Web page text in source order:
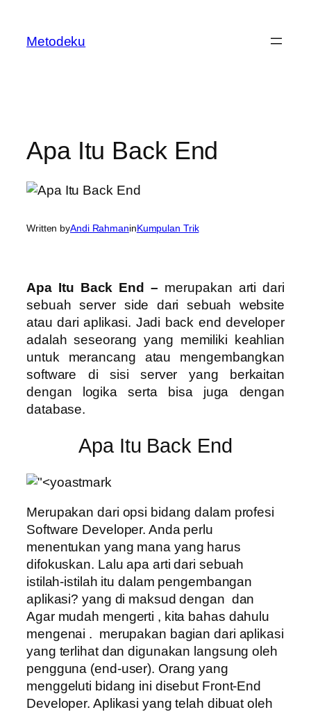
content
Metodeku
Apa Itu Back End
Written byAndi RahmaninKumpulan Trik
Apa Itu Back End – merupakan arti dari
sebuah server side dari sebuah website
atau dari aplikasi. Jadi back end developer
adalah seseorang yang memiliki keahlian
untuk merancang atau mengembangkan
software di sisi server yang berkaitan
dengan logika serta bisa juga dengan
database.
Apa Itu Back End
Merupakan dari opsi bidang dalam profesi
Software Developer. Anda perlu
menentukan yang mana yang harus
difokuskan. Lalu apa arti dari sebuah
istilah-istilah itu dalam pengembangan
aplikasi? yang di maksud dengan dan
Agar mudah mengerti , kita bahas dahulu
mengenai . merupakan bagian dari aplikasi
yang terlihat dan digunakan langsung oleh
pengguna (end-user). Orang yang
menggeluti bidang ini disebut Front-End
Developer. Aplikasi yang telah dibuat oleh